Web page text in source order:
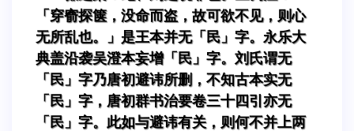
「穿窬探箧，没命而盗，故可欲不见，则心
无所乱也。」是王本并无「民」字。永乐大
典盖沿袭吴澄本妄增「民」字。刘氏谓无
「民」字乃唐初避讳所删，不知古本实无
「民」字，唐初群书治要卷三十四引亦无
「民」字。此如与避讳有关，则何不并上两